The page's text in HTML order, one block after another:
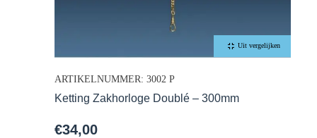
Uit vergelijken
ARTIKELNUMMER: 3002 P
Ketting Zakhorloge Doublé – 300mm
€34,00